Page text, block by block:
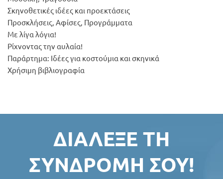
Σκηνοθετικές ιδέες και προεκτάσεις
Προσκλήσεις, Αφίσες, Προγράμματα
Με λίγα λόγια!
Ρίχνοντας την αυλαία!
Παράρτημα: Ιδέες για κοστούμια και σκηνικά
Χρήσιμη βιβλιογραφία
ΔΙΆΛΕΞΕ ΤΗ
ΣΥΝΔΡΟΜΉ ΣΟΥ!